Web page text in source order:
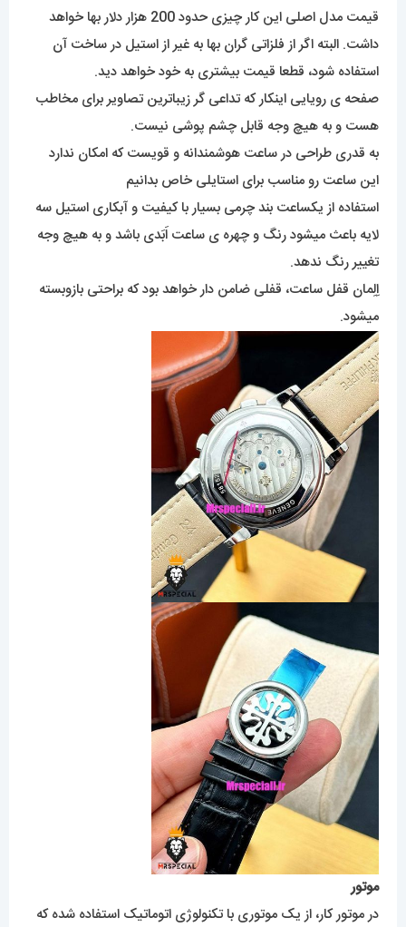
قیمت مدل اصلی این کار چیزی حدود 200 هزار دلار بها خواهد
داشت. البته اگر از فلزاتی گران بها به غیر از استیل در ساخت آن
استفاده شود، قطعا قیمت بیشتری به خود خواهد دید.
صفحه ی رویایی اینکار که تداعی گر زیباترین تصاویر برای مخاطب
هست و به هیچ وجه قابل چشم پوشی نیست.
به قدری طراحی در ساعت هوشمندانه و قویست که امکان ندارد
این ساعت رو مناسب برای استایلی خاص بدانیم
استفاده از یکساعت بند چرمی بسیار با کیفیت و آبکاری استیل سه
لایه باعث میشود رنگ و چهره ی ساعت اَبَدی باشد و به هیچ وجه
تغییر رنگ ندهد.
اِلِمان قفل ساعت، قفلی ضامن دار خواهد بود که براحتی بازوبسته
میشود.
موتور
در موتور کار، از یک موتوری با تکنولوژی اتوماتیک استفاده شده که